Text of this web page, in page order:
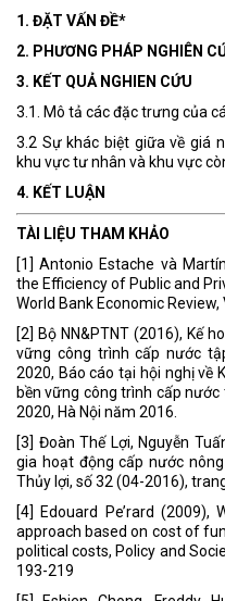
1. ĐẶT VẤN ĐỀ*
2. PHƯƠNG PHÁP NGHIÊN
3. KẾT QUẢ NGHIEN CỨU
3.1. Mô tả các đặc trưng của
3.2 Sự khác biệt giữa về giá
khu vực tư nhân và khu vực
4. KẾT LUẬN
TÀI LIỆU THAM KHẢO
[1] Antonio Estache và
the Efficiency of Public and
World Bank Economic
[2] Bộ NN&PTNT (2016), Kế
vững công trình cấp nước
2020, Báo cáo tại hội nghị về
bền vững công trình cấp
2020, Hà Nội năm 2016.
[3] Đoàn Thế Lợi, Nguyễn
gia hoạt động cấp nước
Thủy lợi, số 32 (04-2016),
[4] Edouard Pe’rard (2009),
approach based on cost of
political costs, Policy and
193-219